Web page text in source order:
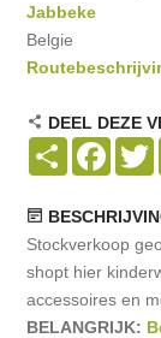
Jabbeke
Belgie
DEEL DEZE
Share
Stockverkoop
shopt hier
accessoires en
BELANGRIJK: